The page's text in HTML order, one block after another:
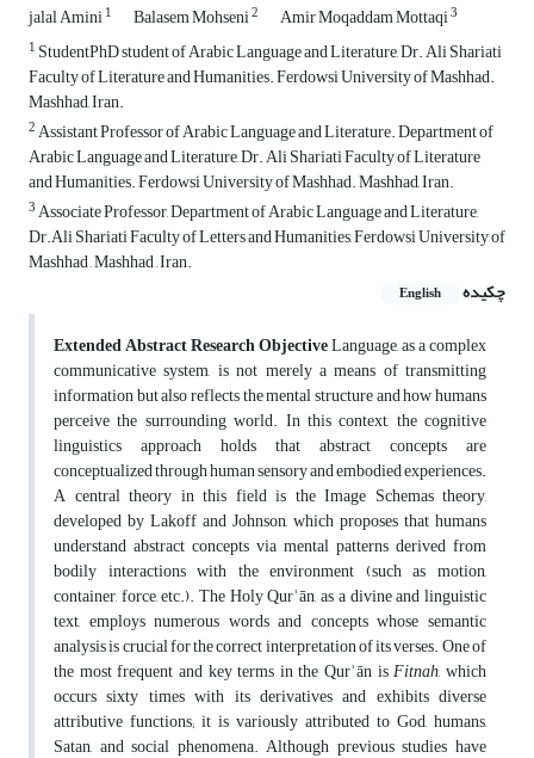
jalal Amini1 Balasem Mohseni2 Amir Moqaddam Mottaqi3
1 StudentPhD student of Arabic Language and Literature, Dr. Ali Shariati
Faculty of Literature and Humanities. Ferdowsi University of Mashhad.
Mashhad, Iran.
2Assistant Professor of Arabic Language and Literature. Department of
Arabic Language and Literature, Dr. Ali Shariati Faculty of Literature
and Humanities. Ferdowsi University of Mashhad. Mashhad, Iran.
3Associate Professor, Department of Arabic Language and Literature,
Dr.Ali Shariati Faculty of Letters and Humanities, Ferdowsi University of
Mashhad , Mashhad , Iran.
چکیده
English
Extended AbstractResearch ObjectiveLanguage, as a complex
communicative system, is not merely a means of transmitting
information but also reflects the mental structure and how humans
perceive the surrounding world. In this context, the cognitive
linguistics approach holds that abstract concepts are
conceptualized through human sensory and embodied experiences.
A central theory in this field is the Image Schemas theory,
developed by Lakoff and Johnson, which proposes that humans
understand abstract concepts via mental patterns derived from
bodily interactions with the environment (such as motion,
container, force, etc.). The Holy Qurʾān, as a divine and linguistic
text, employs numerous words and concepts whose semantic
analysis is crucial for the correct interpretation of its verses. One of
the most frequent and key terms in the Qurʾān isFitnah, which
occurs sixty times with its derivatives and exhibits diverse
attributive functions; it is variously attributed to God, humans,
Satan, and social phenomena. Although previous studies have